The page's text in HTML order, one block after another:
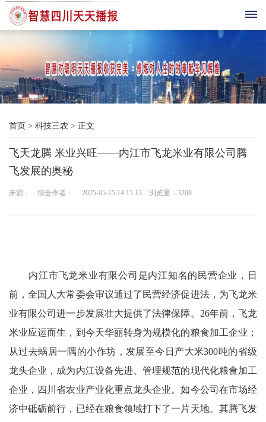
首
综
合
播
慧
教
育
关
首页 > 科技三农 > 正文
飞天龙腾 米业兴旺——内江市飞龙米业有限公司腾
飞发展的奥秘
来源： 综合作者： 2025-05-15 14:15:13 浏览量： 3208
内江市飞龙米业有限公司是内江知名的民营企业，日
前，全国人大常委会审议通过了民营经济促进法，为飞龙米
业有限公司进一步发展壮大提供了法律保障。26年前，飞龙
米业应运而生，到今天华丽转身为规模化的粮食加工企业；
从过去蜗居一隅的小作坊，发展至今日产大米300吨的省级
龙头企业，成为内江设备先进、管理规范的现代化粮食加工
企业，四川省农业产业化重点龙头企业。如今公司在市场经
济中砥砺前行，已经在粮食领域打下了一片天地。其腾飞发